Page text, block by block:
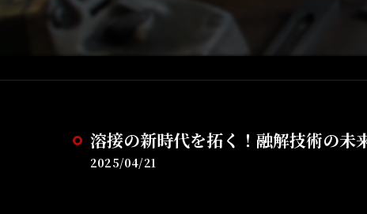
溶接の新時代を拓く！融解技術の未
2025/04/21